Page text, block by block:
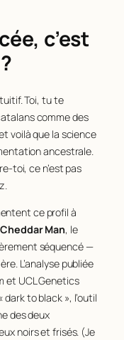
c’est
Toi, tu te
comme des
voilà que la science
ancestrale.
toi, ce n’est pas
ce profil à
Cheddar Man, le
séquencé —
L’analyse publiée
et UCL Genetics
to black », l’outil
des deux
noirs et frisés. (Je